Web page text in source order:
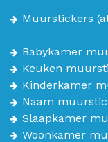
Muurstickers
Babykamer
Keuken
Kinderkamer
Naam
Slaapkamer
Woonkamer